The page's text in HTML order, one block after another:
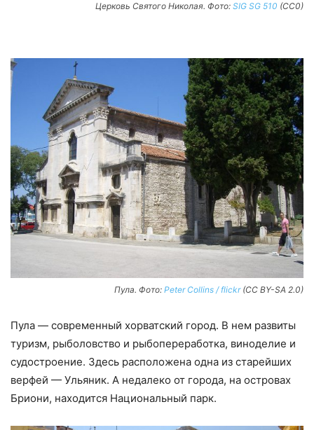
Церковь Святого Николая. Фото: SIG SG 510 (CC0)
Пула. Фото: Peter Collins / flickr(CC BY-SA 2.0)
Пула — современный хорватский город. В нем развиты
туризм, рыболовство и рыбопереработка, виноделие и
судостроение. Здесь расположена одна из старейших
верфей — Ульяник. А недалеко от города, на островах
Бриони, находится Национальный парк.